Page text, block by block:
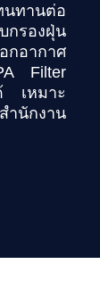
ทานต่อ
กรองฝุ่น
อากาศ
Filter
เหมาะ
ำนักงาน